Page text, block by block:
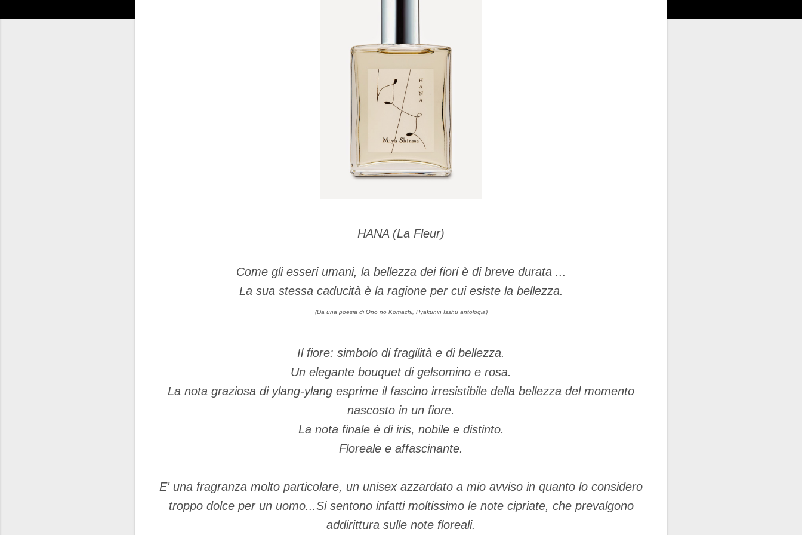
HANA (La Fleur)
Come gli esseri umani, la bellezza dei fiori è di breve durata ...
La sua stessa caducità è la ragione per cui esiste la bellezza.
(Da una poesia di Ono no Komachi, Hyakunin Isshu antologia)
Il fiore: simbolo di fragilità e di bellezza.
Un elegante bouquet di gelsomino e rosa.
La nota graziosa di ylang-ylang esprime il fascino irresistibile della bellezza del momento
nascosto in un fiore.
La nota finale è di iris, nobile e distinto.
Floreale e affascinante.
E' una fragranza molto particolare, un unisex azzardato a mio avviso in quanto lo considero
troppo dolce per un uomo...Si sentono infatti moltissimo le note cipriate, che prevalgono
addirittura sulle note floreali.